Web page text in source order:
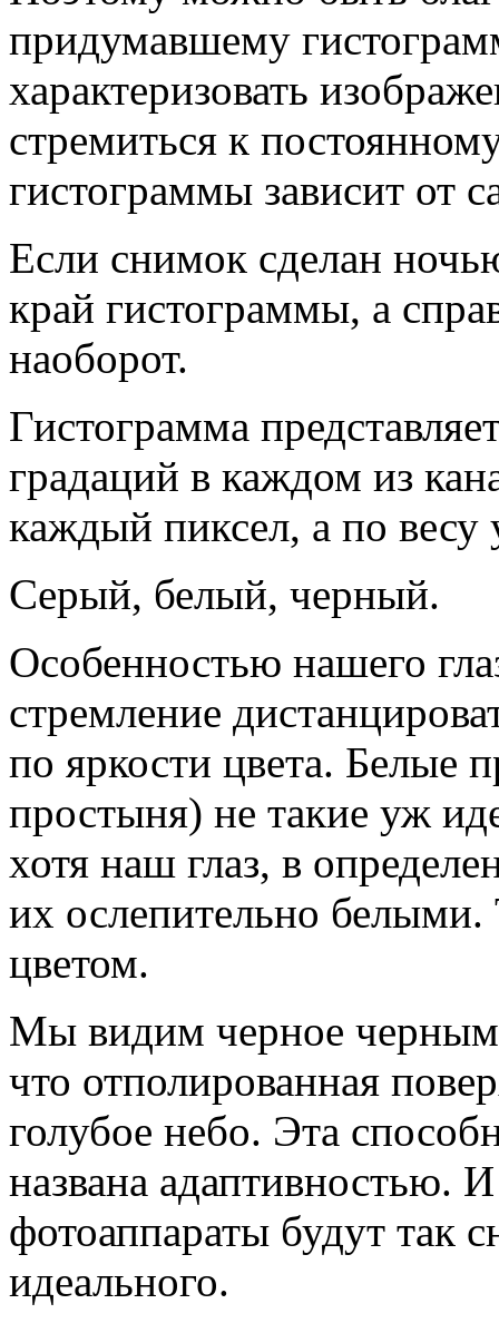
придумавшему
характеризовать
стремиться к
гистограммы зависит от
Если снимок сделан
край гистограммы, а
наоборот.
Гистограмма
градаций в каждом из
каждый пиксел, а по весу
Серый, белый, черный.
Особенностью нашего
стремление
по яркости цвета.
простыня) не такие уж
хотя наш глаз, в
их ослепительно
цветом.
Мы видим черное черным
что отполированная
голубое небо. Эта
названа адаптивностью.
фотоаппараты будут так
идеального.